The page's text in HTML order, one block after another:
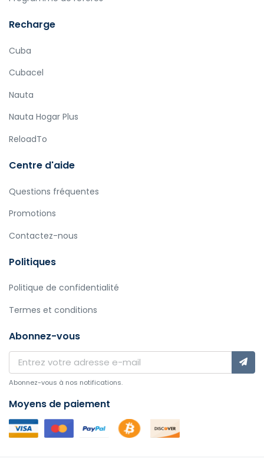
Recharge
Cuba
Cubacel
Nauta
Nauta Hogar Plus
ReloadTo
Centre d'aide
Questions fréquentes
Promotions
Contactez-nous
Politiques
Politique de confidentialité
Termes et conditions
Abonnez-vous
Abonnez-vous à nos notifications.
Moyens de paiement